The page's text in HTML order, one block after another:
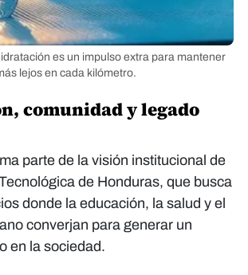
es un impulso extra para mantener
lejos en cada kilómetro.
comunidad y legado
parte de la visión institucional de
de Honduras, que busca
donde la educación, la salud y el
converjan para generar un
en la sociedad.